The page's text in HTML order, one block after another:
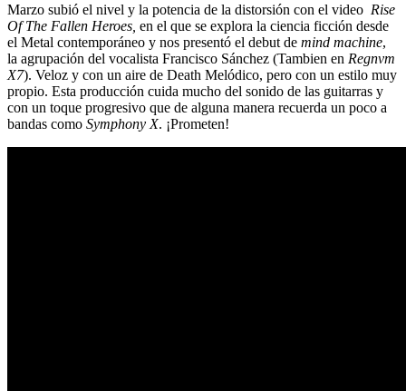
Marzo subió el nivel y la potencia de la distorsión con el video Rise
Of The Fallen Heroes, en el que se explora la ciencia ficción desde
el Metal contemporáneo y nos presentó el debut de mind machine,
la agrupación del vocalista Francisco Sánchez (Tambien en Regnvm
X7). Veloz y con un aire de Death Melódico, pero con un estilo muy
propio. Esta producción cuida mucho del sonido de las guitarras y
con un toque progresivo que de alguna manera recuerda un poco a
bandas como Symphony X. ¡Prometen!